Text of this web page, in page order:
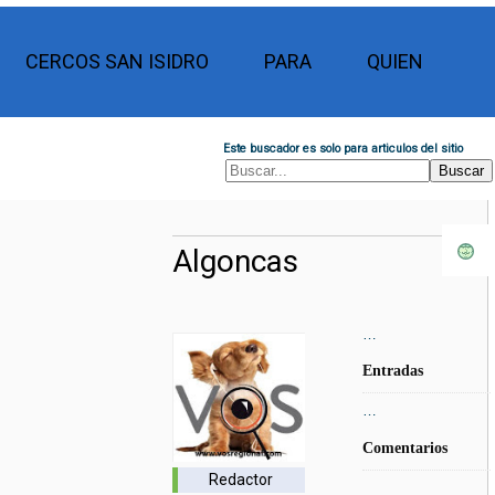
CERCOS SAN ISIDRO PARA QUIEN
Este buscador es solo para articulos del sitio
Algoncas
Redactor
Entradas
…
Comentarios